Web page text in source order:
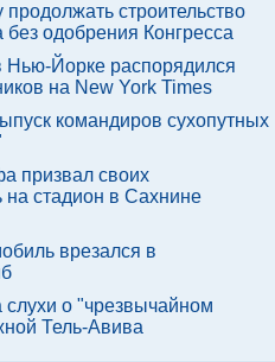
строительство
одобрения Конгресса
Нью-Йорке распорядился
на New York Times
командиров сухопутных
призвал своих
на стадион в Сахнине
врезался в
о "чрезвычайном
Тель-Авива